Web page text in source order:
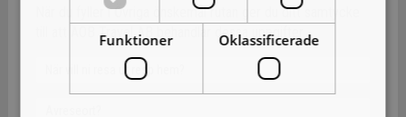
När du fyller i Övriga önskemål rutan ger du ditt samtycke
till att AOB Travel AB behandlar dessa uppgifter.
Funktioner Oklassificerade